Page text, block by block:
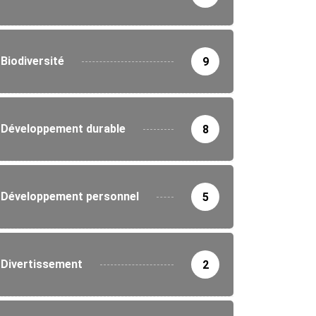
les gouverneurs et préfets évaluent...
2026
Biodiversité 9
Développement durable 8
Développement personnel 5
Divertissement 2